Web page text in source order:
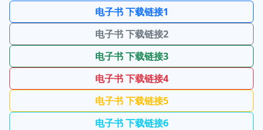
电子书 下载链接1
电子书 下载链接2
电子书 下载链接3
电子书 下载链接4
电子书 下载链接5
电子书 下载链接6